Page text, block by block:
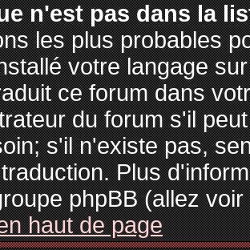
n'est pas dans la
les plus probables
votre langage
ce forum dans
du forum s'il
s'il n'existe pas,
Plus
phpBB (allez
haut de page